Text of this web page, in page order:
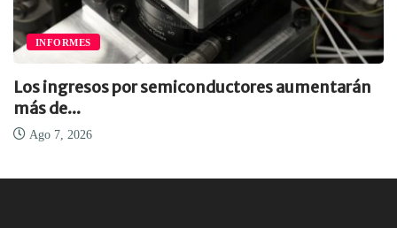
INFORMES
Los ingresos por semiconductores aumentarán
más de...
Ago 7, 2026